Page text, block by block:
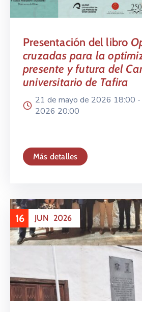
Presentación del libro
cruzadas para la
presente y futura del
universitario de Tafira
21 de mayo de 2026 18:00 -
2026 20:00
Más detalles
16 JUN 2026